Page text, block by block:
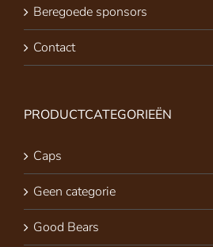
Beregoede sponsors
Contact
PRODUCTCATEGORIEËN
Caps
Geen categorie
Good Bears